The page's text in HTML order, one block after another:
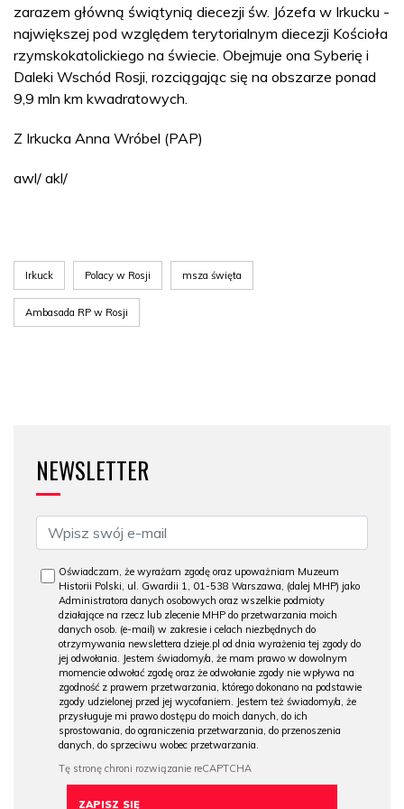
zarazem główną świątynią diecezji św. Józefa w Irkucku -
największej pod względem terytorialnym diecezji Kościoła
rzymskokatolickiego na świecie. Obejmuje ona Syberię i
Daleki Wschód Rosji, rozciągając się na obszarze ponad
9,9 mln km kwadratowych.
Z Irkucka Anna Wróbel (PAP)
awl/ akl/
Irkuck Polacy w Rosji msza święta
Ambasada RP w Rosji
NEWSLETTER
Oświadczam, że wyrażam zgodę oraz upoważniam Muzeum
Historii Polski, ul. Gwardii 1, 01-538 Warszawa, (dalej MHP) jako
Administratora danych osobowych oraz wszelkie podmioty
działające na rzecz lub zlecenie MHP do przetwarzania moich
danych osob. (e-mail) w zakresie i celach niezbędnych do
otrzymywania newslettera dzieje.pl od dnia wyrażenia tej zgody do
jej odwołania. Jestem świadomy/a, że mam prawo w dowolnym
momencie odwołać zgodę oraz że odwołanie zgody nie wpływa na
zgodność z prawem przetwarzania, którego dokonano na podstawie
zgody udzielonej przed jej wycofaniem. Jestem też świadomy/a, że
przysługuje mi prawo dostępu do moich danych, do ich
sprostowania, do ograniczenia przetwarzania, do przenoszenia
danych, do sprzeciwu wobec przetwarzania.